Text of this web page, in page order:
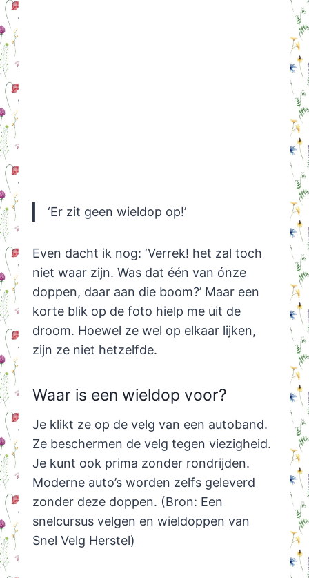
‘Er zit geen wieldop op!’
Even dacht ik nog: ‘Verrek! het zal toch
niet waar zijn. Was dat één van ónze
doppen, daar aan die boom?’ Maar een
korte blik op de foto hielp me uit de
droom. Hoewel ze wel op elkaar lijken,
zijn ze niet hetzelfde.
Waar is een wieldop voor?
Je klikt ze op de velg van een autoband.
Ze beschermen de velg tegen viezigheid.
Je kunt ook prima zonder rondrijden.
Moderne auto’s worden zelfs geleverd
zonder deze doppen. (Bron: Een
snelcursus velgen en wieldoppen van
Snel Velg Herstel)